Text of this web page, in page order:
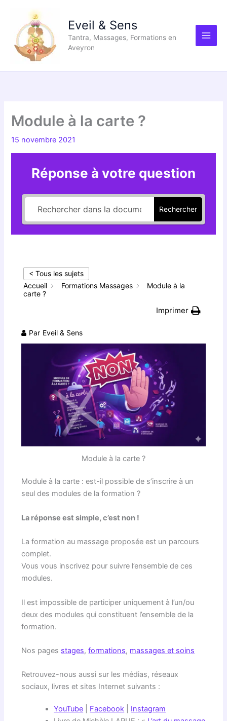
contenu
Eveil & Sens
Tantra, Massages, Formations en
Aveyron
Module à la carte ?
15 novembre 2021
Réponse à votre question
Rechercher
< Tous les sujets
Accueil
Formations Massages
Module à la
carte ?
Imprimer
Par Eveil & Sens
Module à la carte ?
Module à la carte : est-il possible de s’inscrire à un
seul des modules de la formation ?
La réponse est simple, c’est non !
La formation au massage proposée est un parcours
complet.
Vous vous inscrivez pour suivre l’ensemble de ces
modules.
Il est impossible de participer uniquement à l’un/ou
deux des modules qui constituent l’ensemble de la
formation.
Nos pages stages,formations, massages et soins
Retrouvez-nous aussi sur les médias, réseaux
sociaux, livres et sites Internet suivants :
YouTube Facebook
Instagram